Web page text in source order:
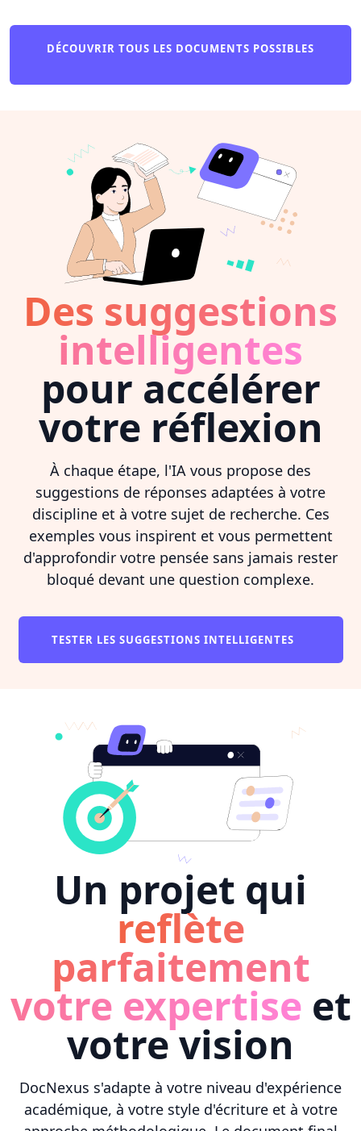
DÉCOUVRIR TOUS LES DOCUMENTS POSSIBLES
Des suggestions
intelligentes
pour accélérer
votre réflexion
À chaque étape, l'IA vous propose des
suggestions de réponses adaptées à votre
discipline et à votre sujet de recherche. Ces
exemples vous inspirent et vous permettent
d'approfondir votre pensée sans jamais rester
bloqué devant une question complexe.
TESTER LES SUGGESTIONS INTELLIGENTES
Un projet qui
reflète
parfaitement
votre expertise et
votre vision
DocNexus s'adapte à votre niveau d'expérience
académique, à votre style d'écriture et à votre